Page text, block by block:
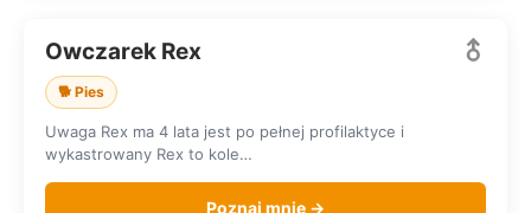
SZUKA DOMU
Owczarek Rex
🐕 Pies
Uwaga Rex ma 4 lata jest po pełnej profilaktyce i
wykastrowany Rex to kole…
Poznaj mnie →